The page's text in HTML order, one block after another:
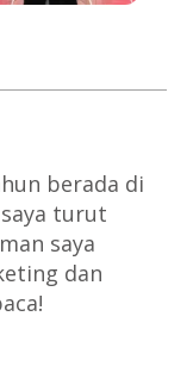
berada di
turut
saya
dan